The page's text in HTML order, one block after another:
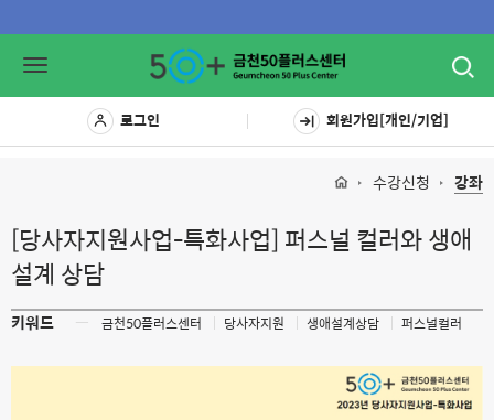
Toggle
로그인 회원가입[개인/기업]
수강신청 강좌
[당사자지원사업-특화사업] 퍼스널 컬러와 생애
설계 상담
키워드 ㅡ 금천50플러스센터 당사자지원 생애설계상담 퍼스널컬러